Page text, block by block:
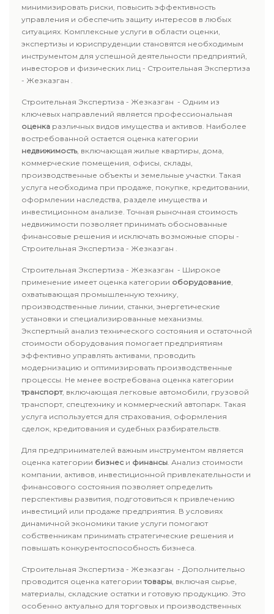
минимизировать риски, повысить эффективность
управления и обеспечить защиту интересов в любых
ситуациях. Комплексные услуги в области оценки,
экспертизы и юриспруденции становятся необходимым
инструментом для успешной деятельности предприятий,
инвесторов и физических лиц - Строительная Экспертиза
- Жезказган .
Строительная Экспертиза - Жезказган - Одним из
ключевых направлений является профессиональная
оценка различных видов имущества и активов. Наиболее
востребованной остается оценка категории
недвижимость, включающая жилые квартиры, дома,
коммерческие помещения, офисы, склады,
производственные объекты и земельные участки. Такая
услуга необходима при продаже, покупке, кредитовании,
оформлении наследства, разделе имущества и
инвестиционном анализе. Точная рыночная стоимость
недвижимости позволяет принимать обоснованные
финансовые решения и исключать возможные споры -
Строительная Экспертиза - Жезказган .
Строительная Экспертиза - Жезказган - Широкое
применение имеет оценка категории оборудование,
охватывающая промышленную технику,
производственные линии, станки, энергетические
установки и специализированные механизмы.
Экспертный анализ технического состояния и остаточной
стоимости оборудования помогает предприятиям
эффективно управлять активами, проводить
модернизацию и оптимизировать производственные
процессы. Не менее востребована оценка категории
транспорт, включающая легковые автомобили, грузовой
транспорт, спецтехнику и коммерческий автопарк. Такая
услуга используется для страхования, оформления
сделок, кредитования и судебных разбирательств.
Для предпринимателей важным инструментом является
оценка категории бизнес и финансы. Анализ стоимости
компании, активов, инвестиционной привлекательности и
финансового состояния позволяет определить
перспективы развития, подготовиться к привлечению
инвестиций или продаже предприятия. В условиях
динамичной экономики такие услуги помогают
собственникам принимать стратегические решения и
повышать конкурентоспособность бизнеса.
Строительная Экспертиза - Жезказган - Дополнительно
проводится оценка категориитовары, включая сырье,
материалы, складские остатки и готовую продукцию. Это
особенно актуально для торговых и производственных